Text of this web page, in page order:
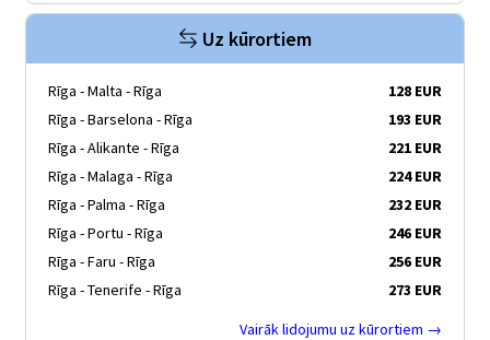
Uz kūrortiem
Rīga - Malta - Rīga
128 EUR
Rīga - Barselona - Rīga
193 EUR
Rīga - Alikante - Rīga
221 EUR
Rīga - Malaga - Rīga
224 EUR
Rīga - Palma - Rīga
232 EUR
Rīga - Portu - Rīga
246 EUR
Rīga - Faru - Rīga
256 EUR
Rīga - Tenerife - Rīga
273 EUR
Vairāk lidojumu uz kūrortiem →